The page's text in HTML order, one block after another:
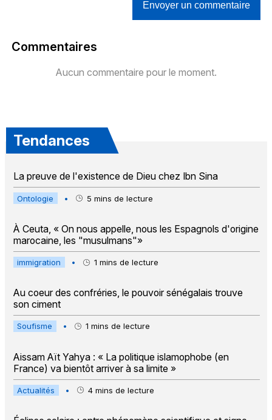
Envoyer un commentaire
Commentaires
Aucun commentaire pour le moment.
Tendances
La preuve de l'existence de Dieu chez Ibn Sina
Ontologie • 5 mins de lecture
À Ceuta, « On nous appelle, nous les Espagnols d'origine
marocaine, les "musulmans"»
immigration • 1 mins de lecture
Au coeur des confréries, le pouvoir sénégalais trouve
son ciment
Soufisme • 1 mins de lecture
Aissam Aït Yahya : « La politique islamophobe (en
France) va bientôt arriver à sa limite »
Actualités • 4 mins de lecture